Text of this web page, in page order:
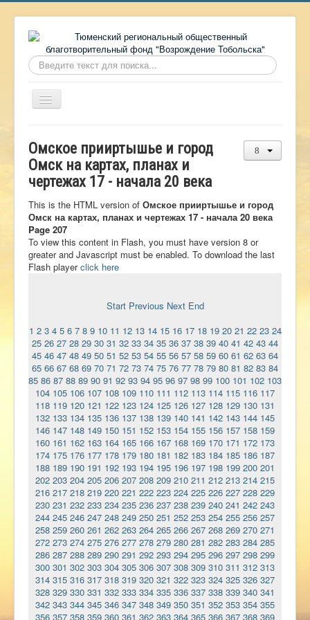
Искать...
Включить/
выключить
О фонде
Онлайн библиотека
Видеоматериалы
Контакты
Сайт проекта Достоевский
Ермаковополе.рф
Омское прииртышье и город
Омск на картах, планах и
чертежах 17 - начала 20 века
This is the HTML version of Омское прииртышье и город
Омск на картах, планах и чертежах 17 - начала 20 века
Page 207
To view this content in Flash, you must have version 8 or
greater and Javascript must be enabled. To download the last
Flash playerclick here
Start Previous Next End
1 2 3 4 5 6 7 8 9 10 11 12 13 14 15 16 17 18 19 20 21 22 23 24
25 26 27 28 29 30 31 32 33 34 35 36 37 38 39 40 41 42 43 44
45 46 47 48 49 50 51 52 53 54 55 56 57 58 59 60 61 62 63 64
65 66 67 68 69 70 71 72 73 74 75 76 77 78 79 80 81 82 83 84
85 86 87 88 89 90 91 92 93 94 95 96 97 98 99 100 101 102 103
104 105 106 107 108 109 110 111 112 113 114 115 116 117
118 119 120 121 122 123 124 125 126 127 128 129 130 131
132 133 134 135 136 137 138 139 140 141 142 143 144 145
146 147 148 149 150 151 152 153 154 155 156 157 158 159
160 161 162 163 164 165 166 167 168 169 170 171 172 173
174 175 176 177 178 179 180 181 182 183 184 185 186 187
188 189 190 191 192 193 194 195 196 197 198 199 200 201
202 203 204 205 206 207 208 209 210 211 212 213 214 215
216 217 218 219 220 221 222 223 224 225 226 227 228 229
230 231 232 233 234 235 236 237 238 239 240 241 242 243
244 245 246 247 248 249 250 251 252 253 254 255 256 257
258 259 260 261 262 263 264 265 266 267 268 269 270 271
272 273 274 275 276 277 278 279 280 281 282 283 284 285
286 287 288 289 290 291 292 293 294 295 296 297 298 299
300 301 302 303 304 305 306 307 308 309 310 311 312 313
314 315 316 317 318 319 320 321 322 323 324 325 326 327
328 329 330 331 332 333 334 335 336 337 338 339 340 341
342 343 344 345 346 347 348 349 350 351 352 353 354 355
356 357 358 359 360 361 362 363 364 365 366 367 368 369